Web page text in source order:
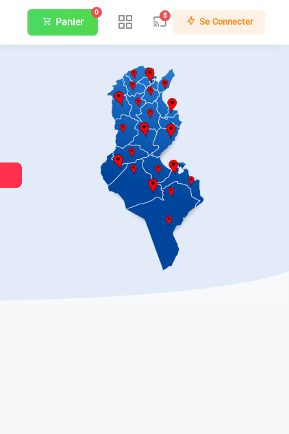
Panier
0 5 Se Connecter